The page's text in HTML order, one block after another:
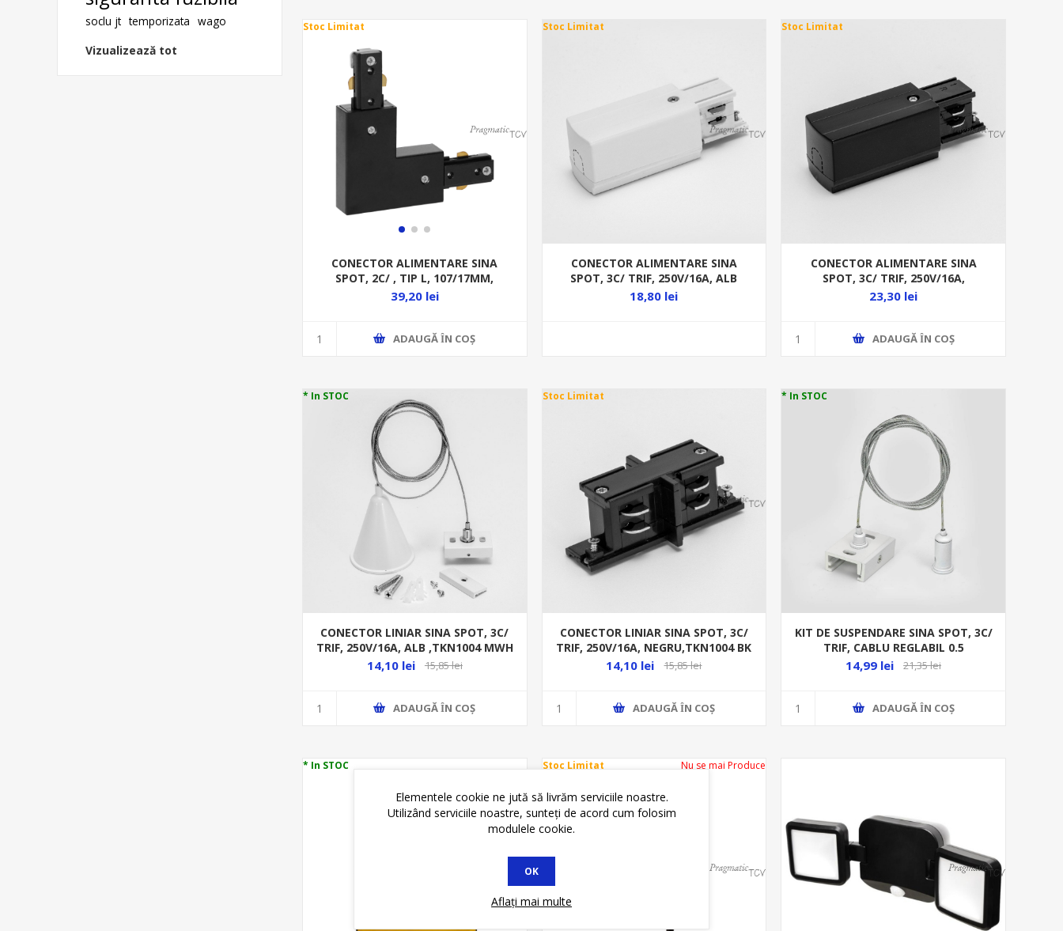
Stoc Limitat
CONECTOR ALIMENTARE SINA
SPOT, 2C/ , TIP L, 107/17MM,
NEGRU, ALIAJ ALUMINIU,
39,20 lei
ADAUGĂ ȊN COŞ
Stoc Limitat
CONECTOR ALIMENTARE SINA
SPOT, 3C/ TRIF, 250V/16A, ALB
,DREAPTA TKN1005 MWH
18,80 lei
Stoc Limitat
CONECTOR ALIMENTARE SINA
SPOT, 3C/ TRIF, 250V/16A,
NEGRU,DREAPTA TKN1005 BK
23,30 lei
ADAUGĂ ȊN COŞ
* In STOC
CONECTOR LINIAR SINA SPOT, 3C/
TRIF, 250V/16A, ALB ,TKN1004 MWH
14,10 lei 15,85 lei
ADAUGĂ ȊN COŞ
Stoc Limitat
CONECTOR LINIAR SINA SPOT, 3C/
TRIF, 250V/16A, NEGRU,TKN1004 BK
14,10 lei 15,85 lei
ADAUGĂ ȊN COŞ
* In STOC
KIT DE SUSPENDARE SINA SPOT, 3C/
TRIF, CABLU REGLABIL 0.5
-1.5M,CORP ALB,
14,99 lei 21,35 lei
ADAUGĂ ȊN COŞ
* In STOC Stoc Limitat Nu se mai Produce
soclu jt temporizata wago
Vizualizează tot
Elementele cookie ne jută să livrăm serviciile noastre.
Utilizând serviciile noastre, sunteți de acord cum folosim
modulele cookie.
OK
Aflați mai multe